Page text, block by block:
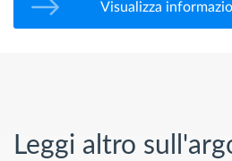
Visualizza
Leggi altro